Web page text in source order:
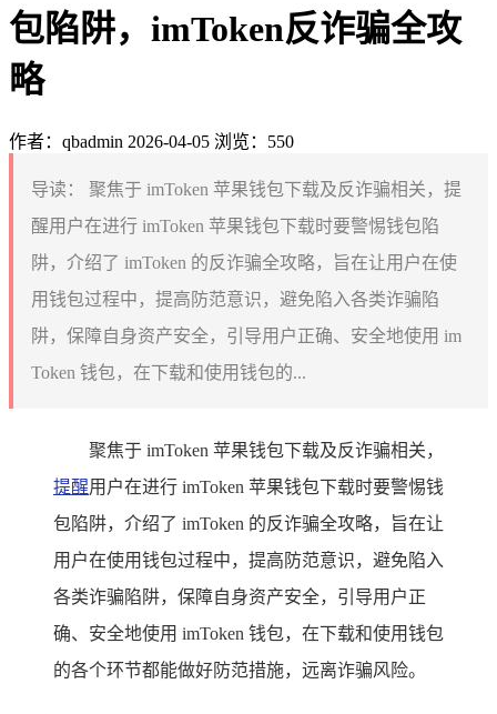
包陷阱，imToken反诈骗全攻
略
作者：qbadmin 2026-04-05 浏览：550
导读：
聚焦于 imToken 苹果钱包下载及反诈骗相关，提
醒用户在进行 imToken 苹果钱包下载时要警惕钱包陷
阱，介绍了 imToken 的反诈骗全攻略，旨在让用户在使
用钱包过程中，提高防范意识，避免陷入各类诈骗陷
阱，保障自身资产安全，引导用户正确、安全地使用 im
Token 钱包，在下载和使用钱包的...
聚焦于 imToken 苹果钱包下载及反诈骗相关，
提醒用户在进行 imToken 苹果钱包下载时要警惕钱
包陷阱，介绍了 imToken 的反诈骗全攻略，旨在让
用户在使用钱包过程中，提高防范意识，避免陷入
各类诈骗陷阱，保障自身资产安全，引导用户正
确、安全地使用 imToken 钱包，在下载和使用钱包
的各个环节都能做好防范措施，远离诈骗风险。